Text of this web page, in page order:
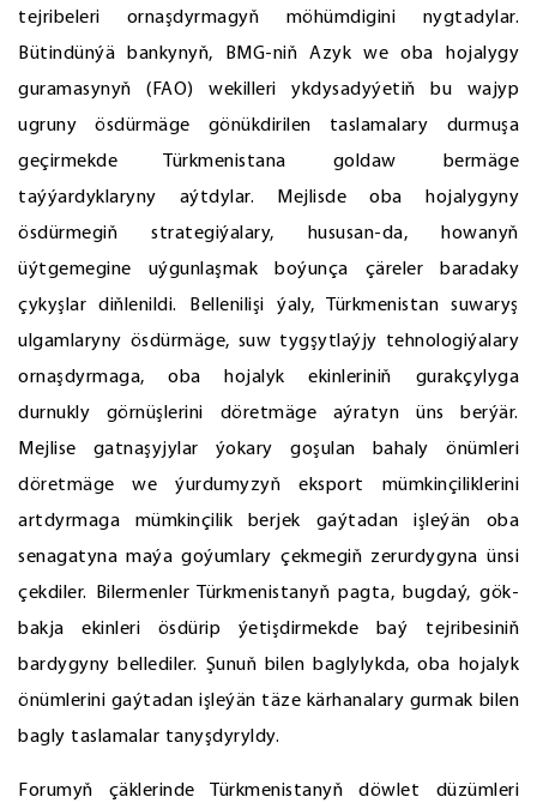
tejribeleri ornaşdyrmagyň möhümdigini nygtadylar.
Bütindünýä bankynyň, BMG-niň Azyk we oba hojalygy
guramasynyň (FAO) wekilleri ykdysadyýetiň bu wajyp
ugruny ösdürmäge gönükdirilen taslamalary durmuşa
geçirmekde Türkmenistana goldaw bermäge
taýýardyklaryny aýtdylar. Mejlisde oba hojalygyny
ösdürmegiň strategiýalary, hususan-da, howanyň
üýtgemegine uýgunlaşmak boýunça çäreler baradaky
çykyşlar diňlenildi. Bellenilişi ýaly, Türkmenistan suwaryş
ulgamlaryny ösdürmäge, suw tygşytlaýjy tehnologiýalary
ornaşdyrmaga, oba hojalyk ekinleriniň gurakçylyga
durnukly görnüşlerini döretmäge aýratyn üns berýär.
Mejlise gatnaşyjylar ýokary goşulan bahaly önümleri
döretmäge we ýurdumyzyň eksport mümkinçiliklerini
artdyrmaga mümkinçilik berjek gaýtadan işleýän oba
senagatyna maýa goýumlary çekmegiň zerurdygyna ünsi
çekdiler. Bilermenler Türkmenistanyň pagta, bugdaý, gök-
bakja ekinleri ösdürip ýetişdirmekde baý tejribesiniň
bardygyny bellediler. Şunuň bilen baglylykda, oba hojalyk
önümlerini gaýtadan işleýän täze kärhanalary gurmak bilen
bagly taslamalar tanyşdyryldy.
Forumyň çäklerinde Türkmenistanyň döwlet düzümleri